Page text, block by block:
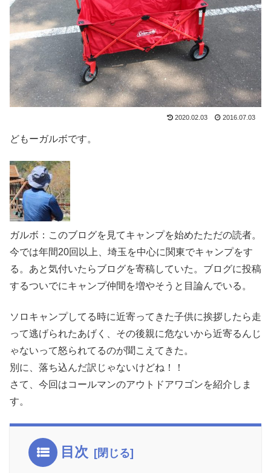
2020.02.03 2016.07.03
どもーガルボです。
ガルボ：このブログを見てキャンプを始めたただの読者。
今では年間20回以上、埼玉を中心に関東でキャンプをす
る。あと気付いたらブログを寄稿していた。ブログに投稿
するついでにキャンプ仲間を増やそうと目論んでいる。
ソロキャンプしてる時に近寄ってきた子供に挨拶したら走
って逃げられたあげく、その後親に危ないから近寄るんじ
ゃないって怒られてるのが聞こえてきた。
別に、落ち込んだ訳じゃないけどね！！
さて、今回はコールマンのアウトドアワゴンを紹介しま
す。
目次